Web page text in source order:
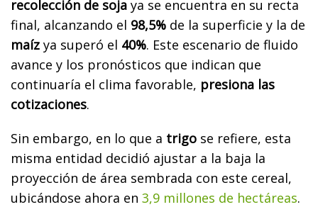
recolección de soja ya se encuentra en su recta
final, alcanzando el 98,5% de la superficie y la de
maíz ya superó el 40%. Este escenario de fluido
avance y los pronósticos que indican que
continuaría el clima favorable, presiona las
cotizaciones.
Sin embargo, en lo que a trigo se refiere, esta
misma entidad decidió ajustar a la baja la
proyección de área sembrada con este cereal,
ubicándose ahora en 3,9 millones de hectáreas.